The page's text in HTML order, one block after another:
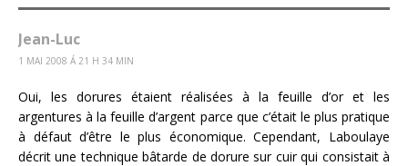
Jean-Luc
1 MAI 2008 Á 21 H 34 MIN
Oui, les dorures étaient réalisées à la feuille d’or et les
argentures à la feuille d’argent parce que c’était le plus pratique
à défaut d’être le plus économique. Cependant, Laboulaye
décrit une technique bâtarde de dorure sur cuir qui consistait à